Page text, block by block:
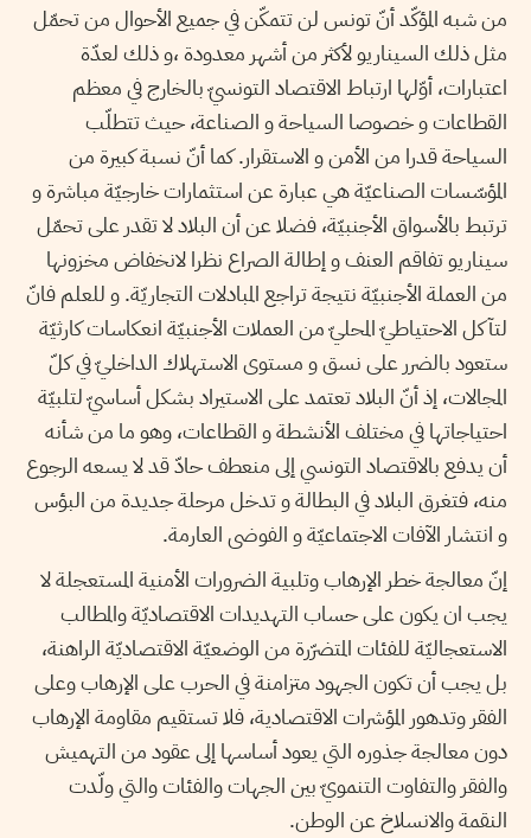
من شبه المؤكّد أنّ تونس لن تتمكّن في جميع الأحوال من تحمّل
مثل ذلك السيناريو لأكثر من أشهر معدودة ،و ذلك لعدّة
اعتبارات، أوّلها ارتباط الاقتصاد التونسيّ بالخارج في معظم
القطاعات و خصوصا السياحة و الصناعة، حيث تتطلّب
السياحة قدرا من الأمن و الاستقرار. كما أنّ نسبة كبيرة من
المؤسّسات الصناعيّة هي عبارة عن استثمارات خارجيّة مباشرة و
ترتبط بالأسواق الأجنبيّة، فضلا عن أن البلاد لا تقدر على تحمّل
سيناريو تفاقم العنف و إطالة الصراع نظرا لانخفاض مخزونها
من العملة الأجنبيّة نتيجة تراجع المبادلات التجاريّة. و للعلم فانّ
لتآكل الاحتياطيّ المحليّ من العملات الأجنبيّة انعكاسات كارثيّة
ستعود بالضرر على نسق و مستوى الاستهلاك الداخليّ في كلّ
المجالات، إذ أنّ البلاد تعتمد على الاستيراد بشكل أساسيّ لتلبيّة
احتياجاتها في مختلف الأنشطة و القطاعات، وهو ما من شأنه
أن يدفع بالاقتصاد التونسي إلى منعطف حادّ قد لا يسعه الرجوع
منه، فتغرق البلاد في البطالة و تدخل مرحلة جديدة من البؤس
و انتشار الآفات الاجتماعيّة و الفوضى العارمة.
إنّ معالجة خطر الإرهاب وتلبية الضرورات الأمنية المستعجلة لا
يجب ان يكون على حساب التهديدات الاقتصاديّة والمطالب
الاستعجاليّة للفئات المتضرّرة من الوضعيّة الاقتصاديّة الراهنة،
بل يجب أن تكون الجهود متزامنة في الحرب على الإرهاب وعلى
الفقر وتدهور المؤشرات الاقتصادية، فلا تستقيم مقاومة الإرهاب
دون معالجة جذوره التي يعود أساسها إلى عقود من التهميش
والفقر والتفاوت التنمويّ بين الجهات والفئات والتي ولّدت
النقمة والانسلاخ عن الوطن.